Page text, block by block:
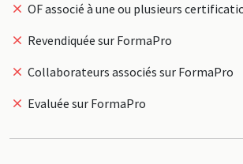
OF associé à une ou plusieurs
Revendiquée sur FormaPro
Collaborateurs associés sur FormaPro
Evaluée sur FormaPro